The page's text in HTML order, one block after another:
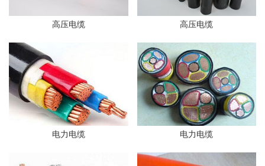
高压电缆 高压电缆
电力电缆 电力电缆